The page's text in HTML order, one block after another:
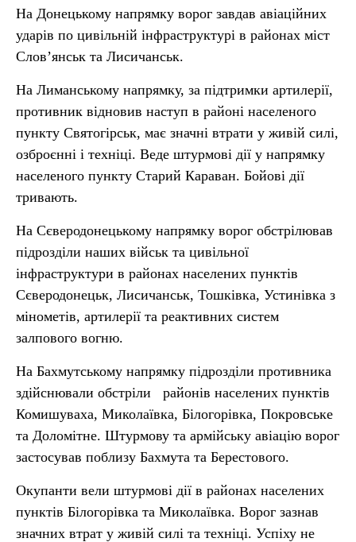
На Донецькому напрямку ворог завдав авіаційних
ударів по цивільній інфраструктурі в районах міст
Слов’янськ та Лисичанськ.
На Лиманському напрямку, за підтримки артилерії,
противник відновив наступ в районі населеного
пункту Святогірськ, має значні втрати у живій силі,
озброєнні і техніці. Веде штурмові дії у напрямку
населеного пункту Старий Караван. Бойові дії
тривають.
На Сєверодонецькому напрямку ворог обстрілював
підрозділи наших військ та цивільної
інфраструктури в районах населених пунктів
Сєверодонецьк, Лисичанськ, Тошківка, Устинівка з
мінометів, артилерії та реактивних систем
залпового вогню.
На Бахмутському напрямку підрозділи противника
здійснювали обстріли районів населених пунктів
Комишуваха, Миколаївка, Білогорівка, Покровське
та Доломітне. Штурмову та армійську авіацію ворог
застосував поблизу Бахмута та Берестового.
Окупанти вели штурмові дії в районах населених
пунктів Білогорівка та Миколаївка. Ворог зазнав
значних втрат у живій силі та техніці. Успіху не